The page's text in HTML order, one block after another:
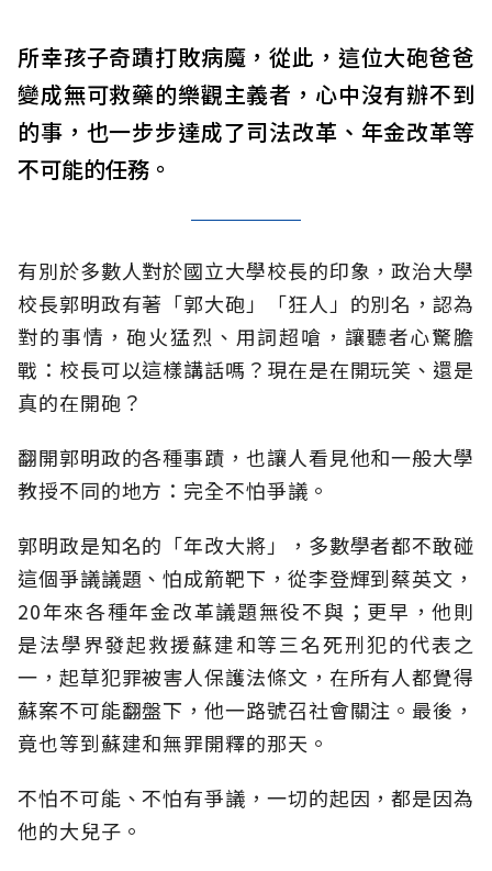
所幸孩子奇蹟打敗病魔，從此，這位大砲爸爸
變成無可救藥的樂觀主義者，心中沒有辦不到
的事，也一步步達成了司法改革、年金改革等
不可能的任務。
有別於多數人對於國立大學校長的印象，政治大學
校長郭明政有著「郭大砲」「狂人」的別名，認為
對的事情，砲火猛烈、用詞超嗆，讓聽者心驚膽
戰：校長可以這樣講話嗎？現在是在開玩笑、還是
真的在開砲？
翻開郭明政的各種事蹟，也讓人看見他和一般大學
教授不同的地方：完全不怕爭議。
郭明政是知名的「年改大將」，多數學者都不敢碰
這個爭議議題、怕成箭靶下，從李登輝到蔡英文，
20年來各種年金改革議題無役不與；更早，他則
是法學界發起救援蘇建和等三名死刑犯的代表之
一，起草犯罪被害人保護法條文，在所有人都覺得
蘇案不可能翻盤下，他一路號召社會關注。最後，
竟也等到蘇建和無罪開釋的那天。
不怕不可能、不怕有爭議，一切的起因，都是因為
他的大兒子。